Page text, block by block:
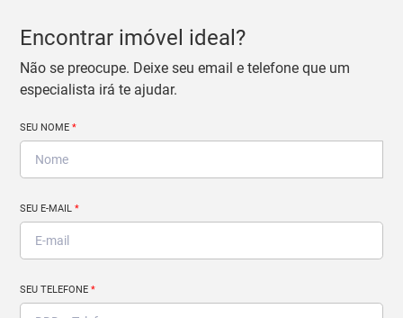
Encontrar imóvel ideal?
Não se preocupe. Deixe seu email e telefone que um
especialista irá te ajudar.
SEU NOME*
SEU E-MAIL*
SEU TELEFONE*